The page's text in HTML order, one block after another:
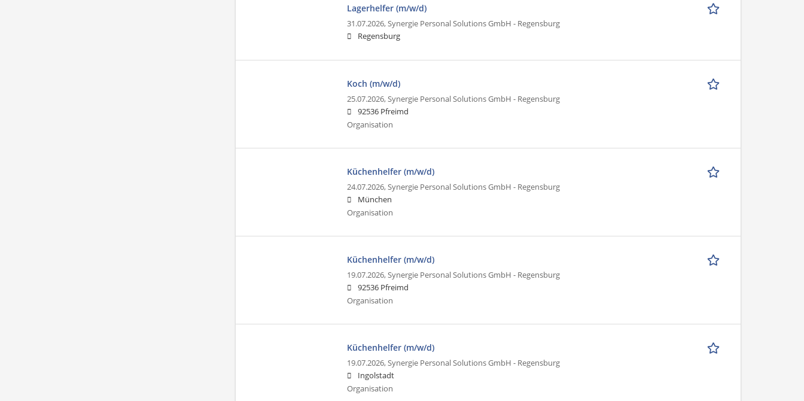
Lagerhelfer (m/w/d)
31.07.2026,Synergie Personal Solutions GmbH - Regensburg
Regensburg
Koch (m/w/d)
25.07.2026,Synergie Personal Solutions GmbH - Regensburg
92536 Pfreimd
Organisation
Küchenhelfer (m/w/d)
24.07.2026,Synergie Personal Solutions GmbH - Regensburg
München
Organisation
Küchenhelfer (m/w/d)
19.07.2026,Synergie Personal Solutions GmbH - Regensburg
92536 Pfreimd
Organisation
Küchenhelfer (m/w/d)
19.07.2026,Synergie Personal Solutions GmbH - Regensburg
Ingolstadt
Organisation